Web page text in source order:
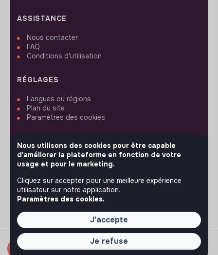
Candidater
ASSISTANCE
Nous contacter
FAQ
Conditions d'utilisation
RÉGLAGES
Langues ou régions
Plan du site
Paramètres des cookies
SUIVEZ-NOUS
Nous utilisons des cookies pour être capable
d'améliorer la plateforme en fonction de votre
usage et pour le marketing.
Cliquez sur accepter pour une meilleure expérience
utilisateur sur notre application.
Paramètres des cookies.
J'accepte
Je refuse